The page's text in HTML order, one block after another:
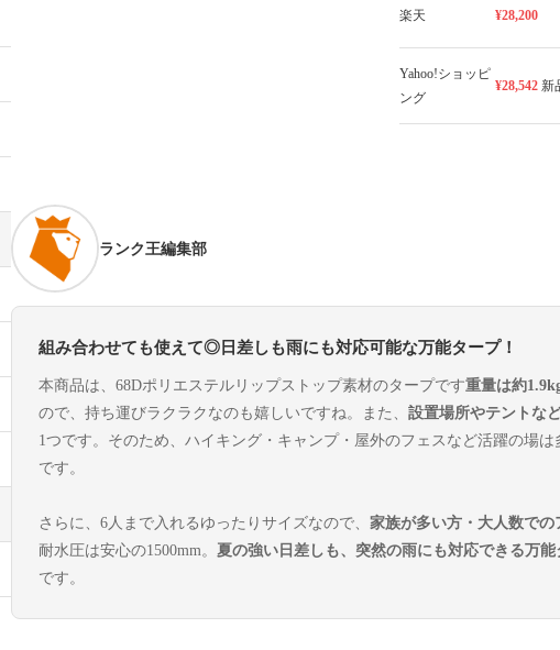
楽天 ¥28,200
Yahoo!ショッピ
ング
¥28,542新
ランク王編集部
組み合わせても使えて◎日差しも雨にも対応可能な万能タープ！
本商品は、68Dポリエステルリップストップ素材のタープです重量は約
ので、持ち運びラクラクなのも嬉しいですね。また、 設置場所やテントな
1つです。そのため、ハイキング・キャンプ・屋外のフェスなど活躍の場
です。
さらに、6人まで入れるゆったりサイズなので、 家族が多い方・大人数で
耐水圧は安心の1500mm。 夏の強い日差しも、突然の雨にも対応できる万
です。